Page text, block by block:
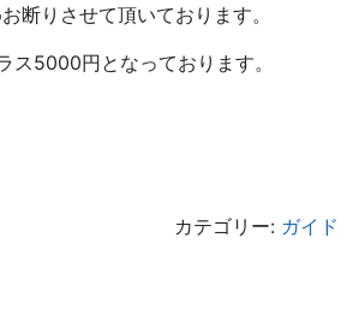
断りさせて頂いております。
5000円となっております。
カテゴリー: ガイド